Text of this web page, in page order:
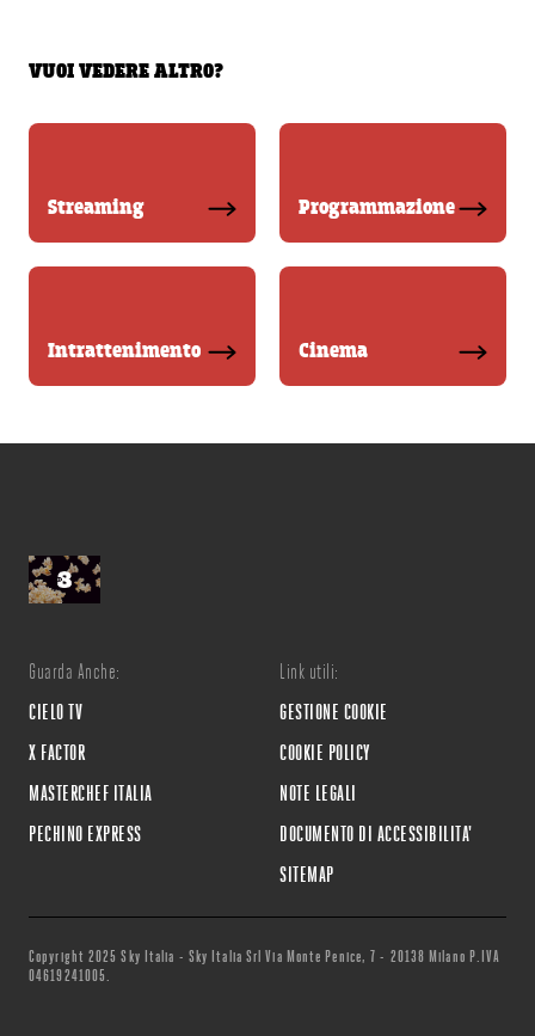
VUOI VEDERE ALTRO?
Streaming Programmazione
Intrattenimento Cinema
Guarda Anche:
CIELO TV
X FACTOR
MASTERCHEF ITALIA
PECHINO EXPRESS
Link utili:
GESTIONE COOKIE
COOKIE POLICY
NOTE LEGALI
DOCUMENTO DI ACCESSIBILITA'
SITEMAP
Copyright 2025 Sky Italia - Sky Italia Srl Via Monte Penice, 7 - 20138 Milano P.IVA
04619241005.